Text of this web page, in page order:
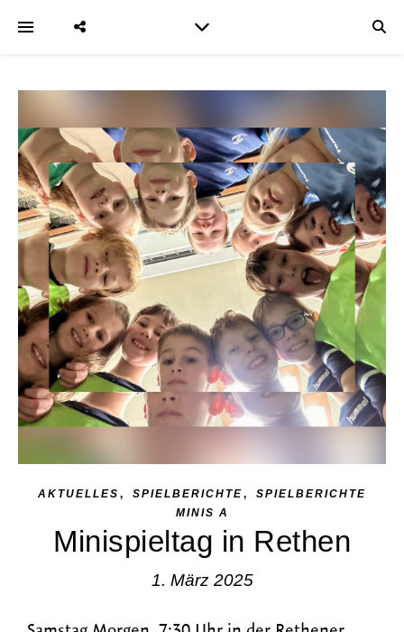
AKTUELLES , SPIELBERICHTE,
SPIELBERICHTE
MINIS A
Minispieltag in Rethen
1. März 2025